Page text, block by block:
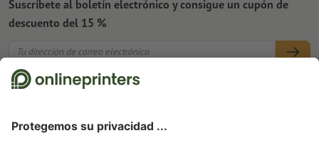
Nosotros
Empresa
Servicios
Suscríbete al boletín electrónico y consigue un cupón de
descuento del 15 %